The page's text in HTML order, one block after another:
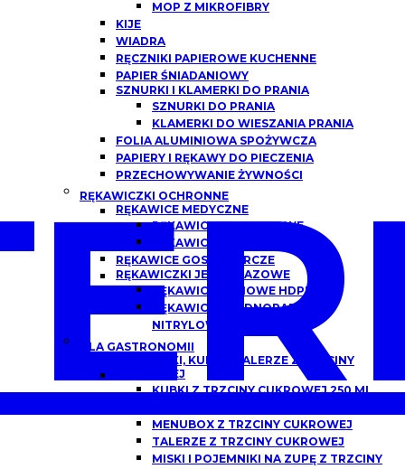
MOP Z MIKROFIBRY
KIJE
WIADRA
RĘCZNIKI PAPIEROWE KUCHENNE
PAPIER ŚNIADANIOWY
SZNURKI I KLAMERKI DO PRANIA
SZNURKI DO PRANIA
KLAMERKI DO WIESZANIA PRANIA
FOLIA ALUMINIOWA SPOŻYWCZA
PAPIERY I RĘKAWY DO PIECZENIA
PRZECHOWYWANIE ŻYWNOŚCI
RĘKAWICZKI OCHRONNE
RĘKAWICE MEDYCZNE
RĘKAWICZKI NITRYLOWE
RĘKAWICZKI LATEKSOWE
RĘKAWICE GOSPODARCZE
RĘKAWICZKI JEDNORAZOWE
RĘKAWICE FOLIOWE HDPE
RĘKAWICZKI JEDNORAZOWE
NITRYLOWE
DLA GASTRONOMII
POJEMNIKI, KUBKI I TALERZE Z TRZCINY
CUKROWEJ
KUBKI Z TRZCINY CUKROWEJ 250 ML,
MENUBOX Z TRZCINY CUKROWEJ
TALERZE Z TRZCINY CUKROWEJ
MISKI I POJEMNIKI NA ZUPĘ Z TRZCINY